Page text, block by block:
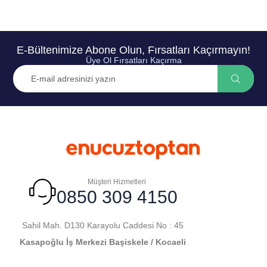
E-Bültenimize Abone Olun, Fırsatları Kaçırmayın!
Üye Ol Fırsatları Kaçırma
Müşteri Hizmetleri
0850 309 4150
Sahil Mah. D130 Karayolu Caddesi No : 45
Kasapoğlu İş Merkezi Başiskele / Kocaeli